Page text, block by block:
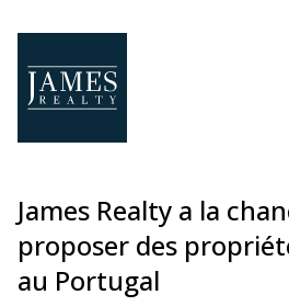
James Realty a la
proposer des
au Portugal